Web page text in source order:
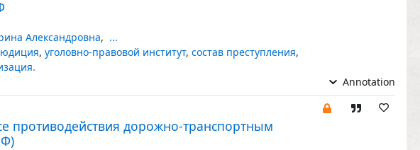
Александровна, ...
, уголовно-правовой институт, состав преступления,
Annotation
противодействия дорожно-транспортным